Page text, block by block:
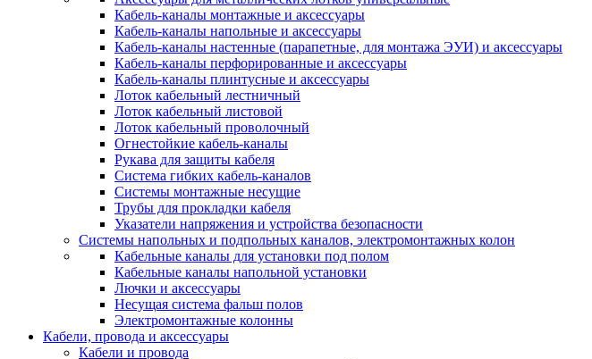
Кабель-каналы монтажные и аксессуары
Кабель-каналы напольные и аксессуары
Кабель-каналы настенные (парапетные, для монтажа ЭУИ) и аксессуары
Кабель-каналы перфорированные и аксессуары
Кабель-каналы плинтусные и аксессуары
Лоток кабельный лестничный
Лоток кабельный листовой
Лоток кабельный проволочный
Огнестойкие кабель-каналы
Рукава для защиты кабеля
Система гибких кабель-каналов
Системы монтажные несущие
Трубы для прокладки кабеля
Указатели напряжения и устройства безопасности
Системы напольных и подпольных каналов, электромонтажных колон
Кабельные каналы для установки под полом
Кабельные каналы напольной установки
Лючки и аксессуары
Несущая система фальш полов
Электромонтажные колонны
Кабели, провода и аксессуары
Кабели и провода